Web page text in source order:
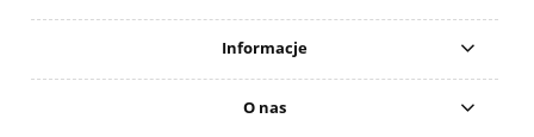
Informacje
O nas